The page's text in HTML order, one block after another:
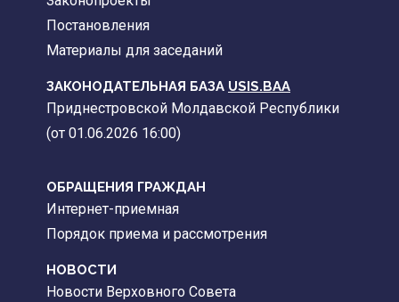
Постановления
Материалы для заседаний
ЗАКОНОДАТЕЛЬНАЯ БАЗА USIS.BAA
Приднестровской Молдавской Республики
(от 01.06.2026 16:00)
ОБРАЩЕНИЯ ГРАЖДАН
Интернет-приемная
Порядок приема и рассмотрения
НОВОСТИ
Новости Верховного Совета